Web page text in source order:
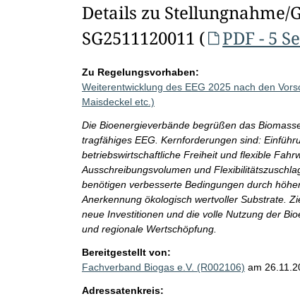
Details zu Stellungnahme/
SG2511120011 (
PDF - 5
Zu Regelungsvorhaben:
Weiterentwicklung des EEG 2025 nach den
Maisdeckel etc.)
Die Bioenergieverbände begrüßen das
tragfähiges EEG. Kernforderungen sind:
betriebswirtschaftliche Freiheit und flexible
Ausschreibungsvolumen und
benötigen verbesserte Bedingungen durch
Anerkennung ökologisch wertvoller Substrate.
neue Investitionen und die volle Nutzung der
und regionale Wertschöpfung.
Bereitgestellt von:
Fachverband Biogas e.V. (R002106) am
Adressatenkreis: